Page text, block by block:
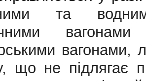
та
вагонами,
що не пiдлягає